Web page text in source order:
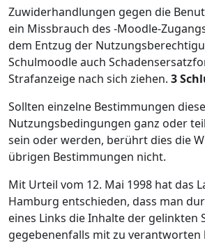
Zuwiderhandlungen gegen die
ein Missbrauch des -Moodle-
dem Entzug der
Schulmoodle auch
Strafanzeige nach sich ziehen. 3
Sollten einzelne Bestimmungen
Nutzungsbedingungen ganz oder
sein oder werden, berührt dies die
übrigen Bestimmungen nicht.
Mit Urteil vom 12. Mai 1998 hat das
Hamburg entschieden, dass man
eines Links die Inhalte der gelinkten
gegebenenfalls mit zu verantworten